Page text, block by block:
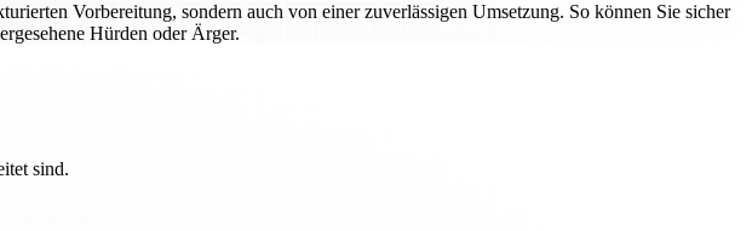
Vorbereitung, sondern auch von einer zuverlässigen Umsetzung. So können Sie sicher
Hürden oder Ärger.
sind.